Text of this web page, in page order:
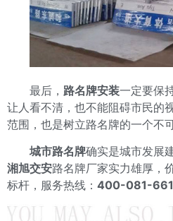
最后， 路名牌安装一定要保
让人看不清，也不能阻碍市民的
范围，也是树立路名牌的一个不
城市路名牌确实是城市发展
湘旭交安路名牌厂家实力雄厚，
标杆，服务热线： 400-081-